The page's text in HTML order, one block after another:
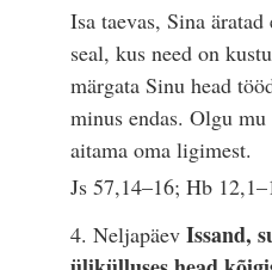
Isa taevas, Sina
seal, kus need on
märgata Sinu head
minus endas. Olgu
aitama oma ligimest.
Js 57,14–16; Hb
4. NeljapäevIssand,